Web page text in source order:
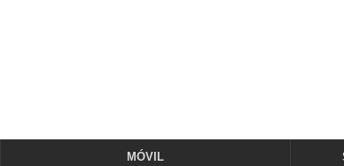
MÓVIL